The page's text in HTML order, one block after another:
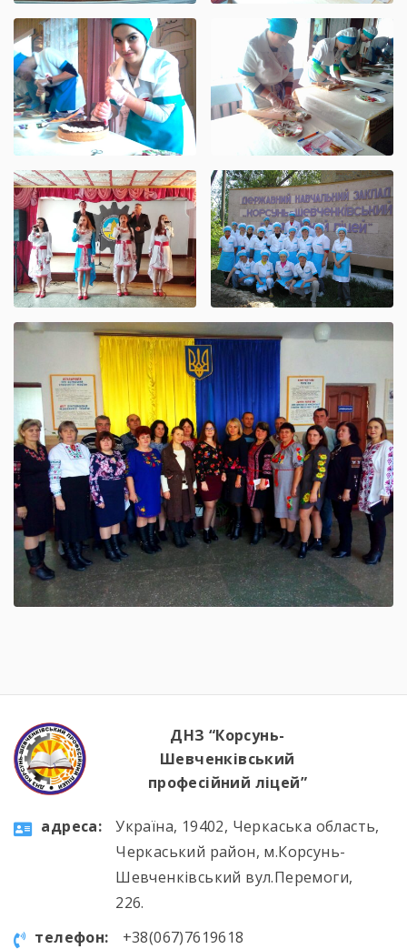
ДНЗ “Корсунь-
Шевченківський
професійний ліцей”
aдресa:
Україна, 19402, Черкаська область,
Черкаський район, м.Корсунь-
Шевченківський вул.Перемоги,
226.
телефон:
+38(067)7619618